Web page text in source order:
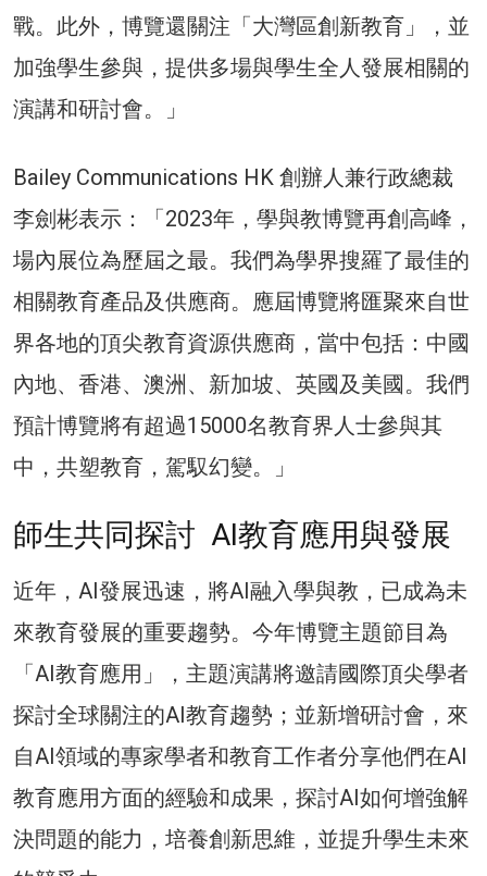
戰。此外，博覽還關注「大灣區創新教育」，並
加強學生參與，提供多場與學生全人發展相關的
演講和研討會。」
Bailey Communications HK 創辦人兼行政總裁
李劍彬表示：「2023年，學與教博覽再創高峰，
場內展位為歷屆之最。我們為學界搜羅了最佳的
相關教育產品及供應商。應屆博覽將匯聚來自世
界各地的頂尖教育資源供應商，當中包括：中國
內地、香港、澳洲、新加坡、英國及美國。我們
預計博覽將有超過15000名教育界人士參與其
中，共塑教育，駕馭幻變。」
師生共同探討 AI教育應用與發展
近年，AI發展迅速，將AI融入學與教，已成為未
來教育發展的重要趨勢。今年博覽主題節目為
「AI教育應用」，主題演講將邀請國際頂尖學者
探討全球關注的AI教育趨勢；並新增研討會，來
自AI領域的專家學者和教育工作者分享他們在AI
教育應用方面的經驗和成果，探討AI如何增強解
決問題的能力，培養創新思維，並提升學生未來